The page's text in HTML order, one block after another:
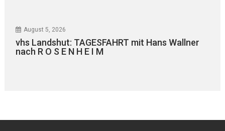
August 5, 2026
vhs Landshut: TAGESFAHRT mit Hans Wallner
nach R O S E N H E I M